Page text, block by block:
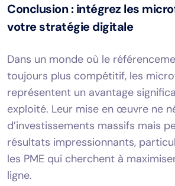
Conclusion : intégrez les
votre stratégie digitale
Dans un monde où le
toujours plus compétitif, les
représentent un avantage
exploité. Leur mise en œuvre ne
d’investissements massifs mais
résultats impressionnants,
les PME qui cherchent à
ligne.